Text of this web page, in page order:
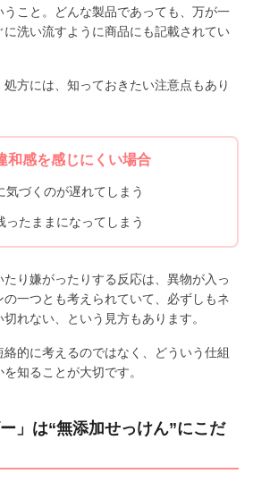
うこと。どんな製品であっても、万が一
に洗い流すように商品にも記載されてい
方には、知っておきたい注意点もあり
和感を感じにくい場合
気づくのが遅れてしまう
ったままになってしまう
り嫌がったりする反応は、異物が入っ
一つとも考えられていて、必ずしもネ
れない、という見方もあります。
絡的に考えるのではなく、どういう仕組
知ることが大切です。
」は“無添加せっけん”にこだ